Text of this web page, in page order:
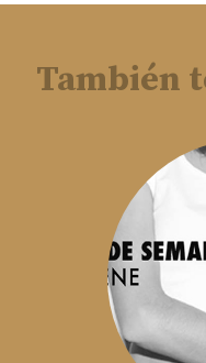
También